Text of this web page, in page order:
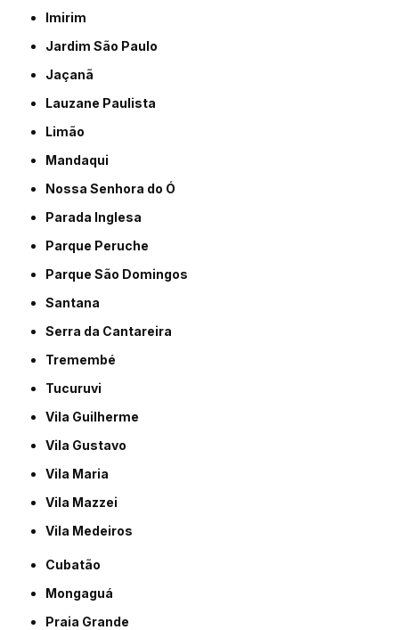
Imirim
Jardim São Paulo
Jaçanã
Lauzane Paulista
Limão
Mandaqui
Nossa Senhora do Ó
Parada Inglesa
Parque Peruche
Parque São Domingos
Santana
Serra da Cantareira
Tremembé
Tucuruvi
Vila Guilherme
Vila Gustavo
Vila Maria
Vila Mazzei
Vila Medeiros
Cubatão
Mongaguá
Praia Grande